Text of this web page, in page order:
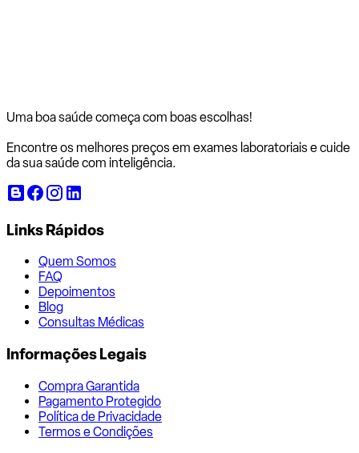
Uma boa saúde começa com boas escolhas!
Encontre os melhores preços em exames laboratoriais e cuide
da sua saúde com inteligência.
Links Rápidos
Quem Somos
FAQ
Depoimentos
Blog
Consultas Médicas
Informações Legais
Compra Garantida
Pagamento Protegido
Política de Privacidade
Termos e Condições